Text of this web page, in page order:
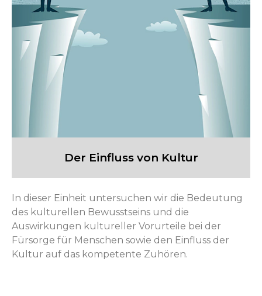
Der Einfluss von Kultur
In dieser Einheit untersuchen wir die Bedeutung
des kulturellen Bewusstseins und die
Auswirkungen kultureller Vorurteile bei der
Fürsorge für Menschen sowie den Einfluss der
Kultur auf das kompetente Zuhören.